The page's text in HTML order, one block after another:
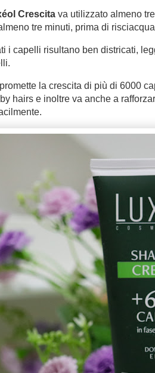
Crescitava utilizzato almeno
tre minuti, prima di
i capelli risultano ben districati,
la crescita di più di 6000
hairs e inoltre va anche a